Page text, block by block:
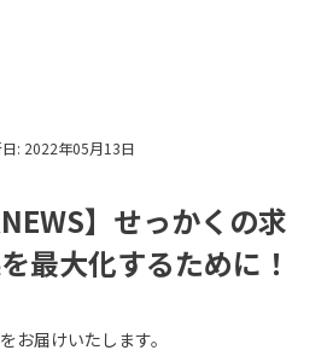
: 2022年05月13日
】せっかくの求
最大化するために！
お届けいたします。